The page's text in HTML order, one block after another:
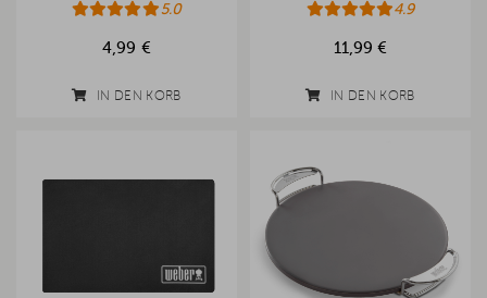
5.0
4,99 €
IN DEN KORB
4.9
11,99 €
IN DEN KORB